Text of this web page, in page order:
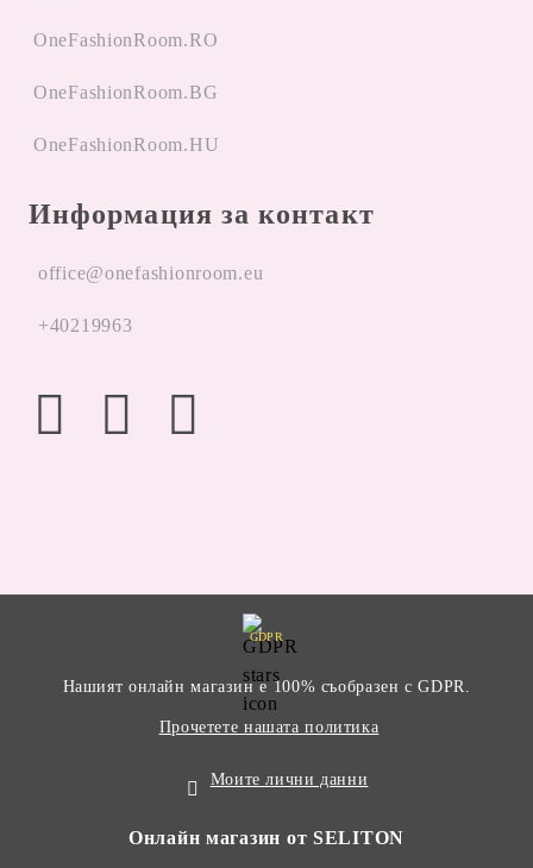
OneFashionRoom.RO
OneFashionRoom.BG
OneFashionRoom.HU
Информация за контакт
office@onefashionroom.eu
+40219963
GDPR
Нашият онлайн магазин е 100% съобразен с GDPR.
Прочетете нашата политика
Моите лични данни
Онлайн магазин от SELITON